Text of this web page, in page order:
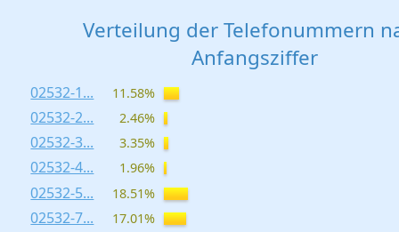
Verteilung der Telefonummern
Anfangsziffer
02532-1... 11.58%
02532-2... 2.46%
02532-3... 3.35%
02532-4... 1.96%
02532-5... 18.51%
02532-7... 17.01%